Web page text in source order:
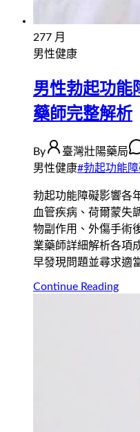
277 月
男性健康
男性勃起功能
藥師完整解析
By
臺灣壯陽藥局
男性健康#勃起功能
勃起功能障礙影響各
血管疾病、荷爾蒙失
物副作用、外傷手術
業藥師詳細解析各項
早發現問題並尋求適
Continue Reading